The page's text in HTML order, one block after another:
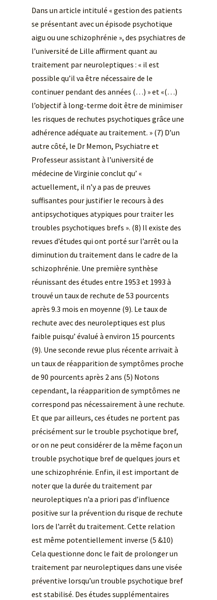
Dans un article intitulé « gestion des patients
se présentant avec un épisode psychotique
aigu ou une schizophrénie », des psychiatres de
l’université de Lille affirment quant au
traitement par neuroleptiques : « il est
possible qu’il va être nécessaire de le
continuer pendant des années (…) » et «(…)
l’objectif à long-terme doit être de minimiser
les risques de rechutes psychotiques grâce une
adhérence adéquate au traitement. » (7) D’un
autre côté, le Dr Memon, Psychiatre et
Professeur assistant à l’université de
médecine de Virginie conclut qu’ «
actuellement, il n’y a pas de preuves
suffisantes pour justifier le recours à des
antipsychotiques atypiques pour traiter les
troubles psychotiques brefs ». (8) Il existe des
revues d’études qui ont porté sur l’arrêt ou la
diminution du traitement dans le cadre de la
schizophrénie. Une première synthèse
réunissant des études entre 1953 et 1993 à
trouvé un taux de rechute de 53 pourcents
après 9.3 mois en moyenne (9). Le taux de
rechute avec des neuroleptiques est plus
faible puisqu’ évalué à environ 15 pourcents
(9). Une seconde revue plus récente arrivait à
un taux de réapparition de symptômes proche
de 90 pourcents après 2 ans (5) Notons
cependant, la réapparition de symptômes ne
correspond pas nécessairement à une rechute.
Et que par ailleurs, ces études ne portent pas
précisément sur le trouble psychotique bref,
or on ne peut considérer de la même façon un
trouble psychotique bref de quelques jours et
une schizophrénie. Enfin, il est important de
noter que la durée du traitement par
neuroleptiques n’a a priori pas d’influence
positive sur la prévention du risque de rechute
lors de l’arrêt du traitement. Cette relation
est même potentiellement inverse (5 &10)
Cela questionne donc le fait de prolonger un
traitement par neuroleptiques dans une visée
préventive lorsqu’un trouble psychotique bref
est stabilisé. Des études supplémentaires